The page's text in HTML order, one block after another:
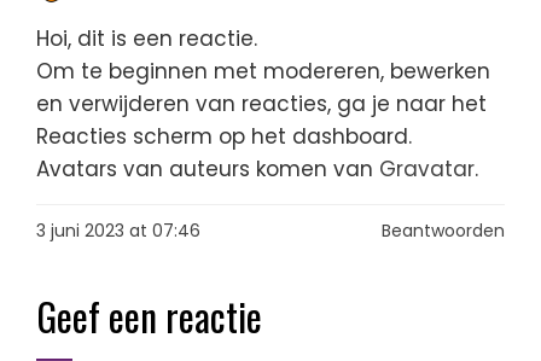
Hoi, dit is een reactie.
Om te beginnen met modereren, bewerken
en verwijderen van reacties, ga je naar het
Reacties scherm op het dashboard.
Avatars van auteurs komen van Gravatar.
3 juni 2023 at 07:46 Beantwoorden
Geef een reactie